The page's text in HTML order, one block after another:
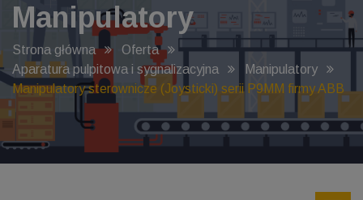
Manipulatory
Strona główna
Oferta
Aparatura pulpitowa i sygnalizacyjna
Manipulatory
Manipulatory sterownicze (Joysticki) serii P9MM firmy ABB